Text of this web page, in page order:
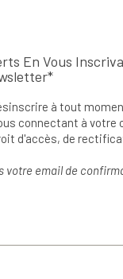
En Vous
à tout
connectant à
d'accès, de
votre email de